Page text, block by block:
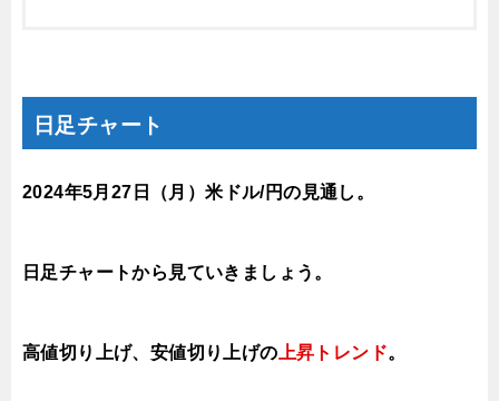
日足チャート
2024年5月27日 （月）米ドル/円の見通し 。
日足チャートから見ていきましょう。
高値切り上げ、安値切り上げの 上昇トレンド。